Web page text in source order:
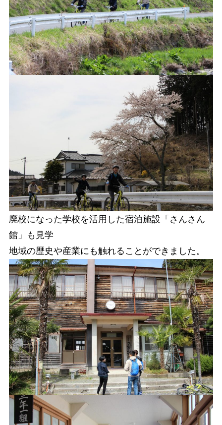
廃校になった学校を活用した宿泊施設「さんさん
館」も見学
地域の歴史や産業にも触れることができました。